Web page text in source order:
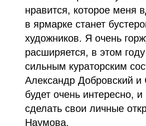
нравится, которое меня
в ярмарке станет
художников. Я очень
расширяется, в этом
сильным кураторским
Александр Добровский
будет очень интересно,
сделать свои личные
Наумова.